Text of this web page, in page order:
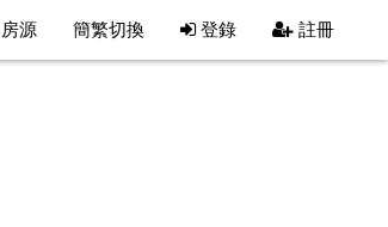
源 簡繁切換 登錄 註冊